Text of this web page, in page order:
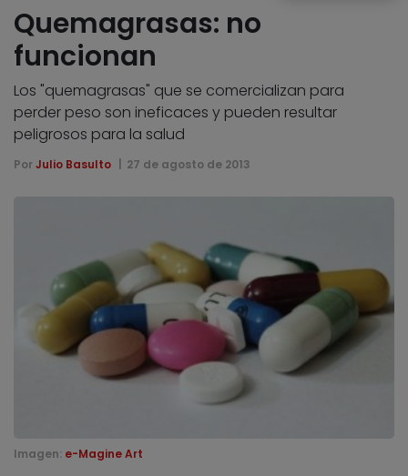
Quemagrasas: no
funcionan
Los "quemagrasas" que se comercializan para
perder peso son ineficaces y pueden resultar
peligrosos para la salud
Por Julio Basulto 27 de agosto de 2013
Imagen: e-Magine Art